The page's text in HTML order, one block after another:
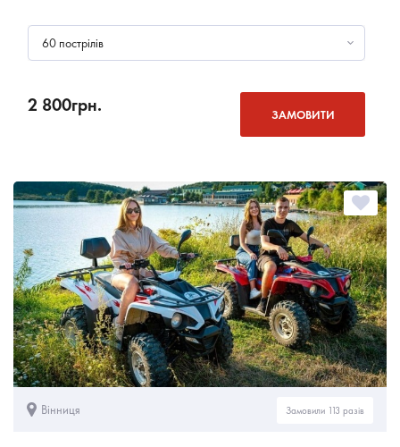
60 пострілів
2 800грн. ЗАМОВИТИ
Вінниця Замовили 113 разів